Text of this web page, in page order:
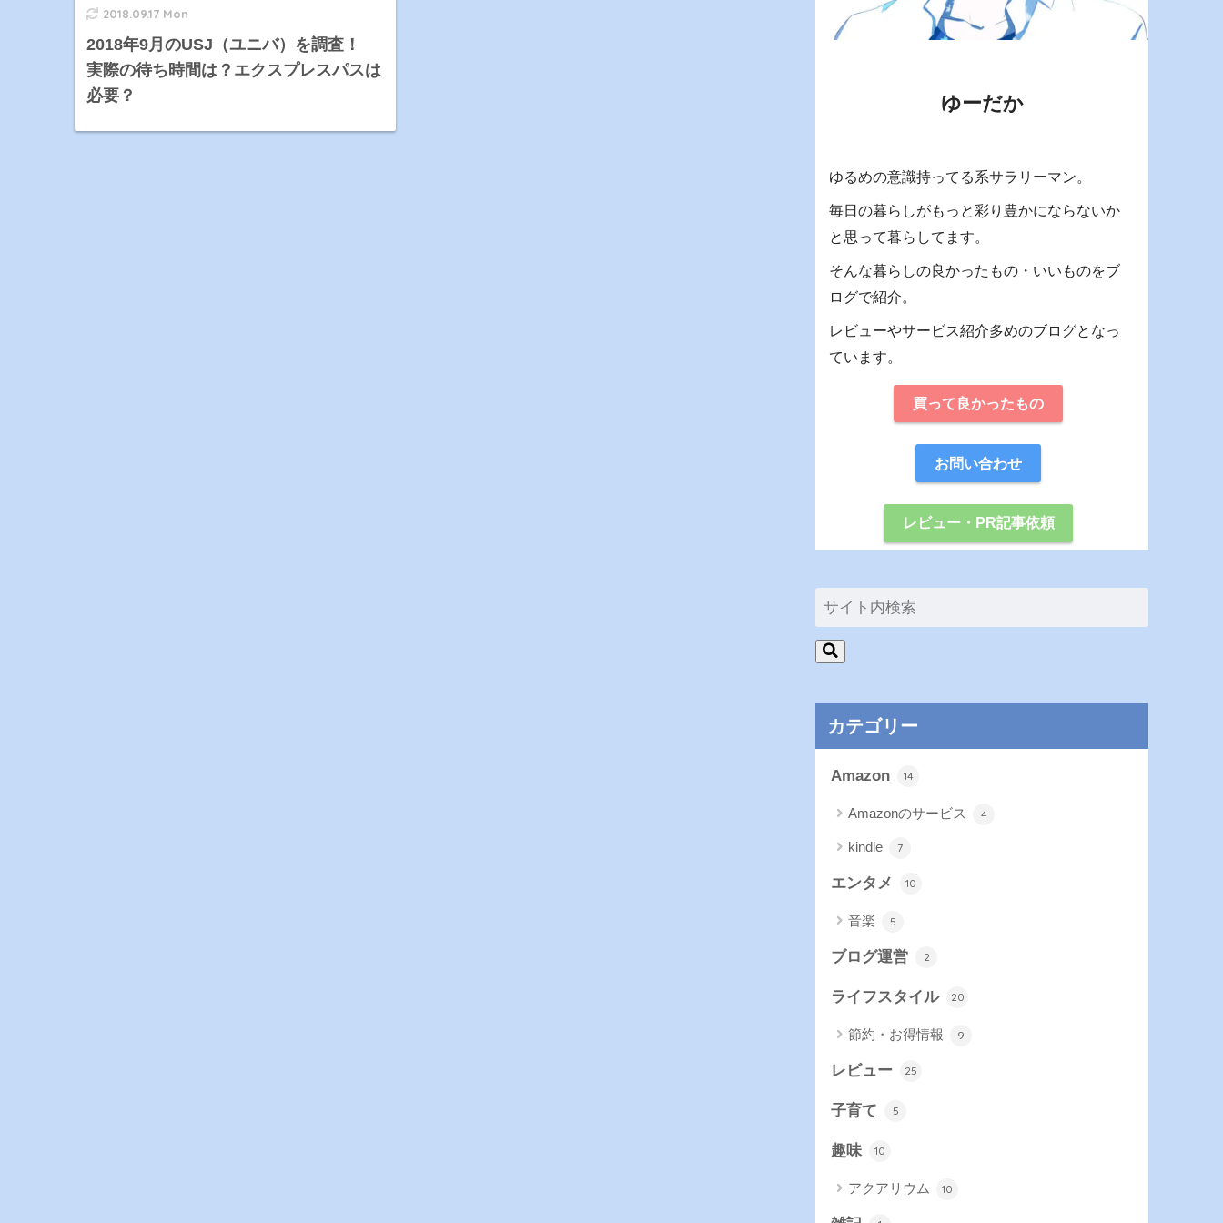
2018.09.17 Mon
2018年9月のUSJ（ユニバ）を調査！
実際の待ち時間は？エクスプレスパスは
必要？
ゆーだか
ゆるめの意識持ってる系サラリーマン。
毎日の暮らしがもっと彩り豊かにならないか
と思って暮らしてます。
そんな暮らしの良かったもの・いいものをブ
ログで紹介。
レビューやサービス紹介多めのブログとなっ
ています。
買って良かったもの
お問い合わせ
レビュー・PR記事依頼
カテゴリー
Amazon 14
Amazonのサービス 4
kindle 7
エンタメ 10
音楽 5
ブログ運営 2
ライフスタイル 20
節約・お得情報 9
レビュー 25
子育て 5
趣味 10
アクアリウム 10